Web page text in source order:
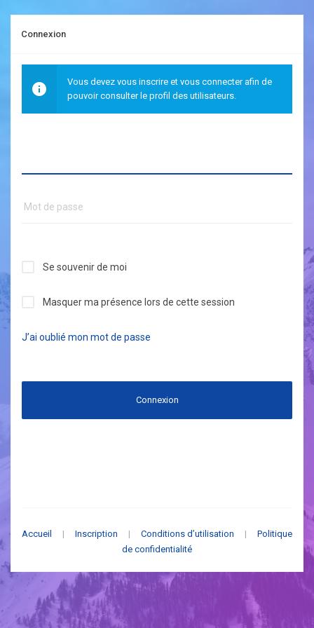
Connexion
Vous devez vous inscrire et vous connecter afin de
pouvoir consulter le profil des utilisateurs.
Se souvenir de moi
Masquer ma présence lors de cette session
J’ai oublié mon mot de passe
Connexion
Accueil | Inscription | Conditions d’utilisation |
Politique
de confidentialité